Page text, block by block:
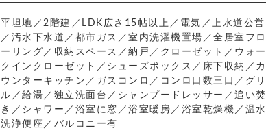
平坦地／2階建／LDK広さ15帖以上／電気／上水道公営
／汚水下水道／都市ガス／室内洗濯機置場／全居室フロ
ーリング／収納スペース／納戸／クローゼット／ウォー
クインクローゼット／シューズボックス／床下収納／カ
ウンターキッチン／ガスコンロ／コンロ口数三口／グリ
ル／給湯／独立洗面台／シャンプードレッサー／追い焚
き／シャワー／浴室に窓／浴室暖房／浴室乾燥機／温水
洗浄便座／バルコニー有